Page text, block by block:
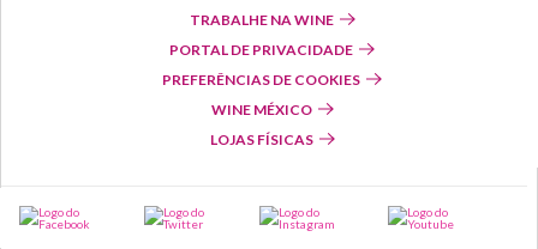
TRABALHE NA WINE
PORTAL DE PRIVACIDADE
PREFERÊNCIAS DE COOKIES
WINE MÉXICO
LOJAS FÍSICAS